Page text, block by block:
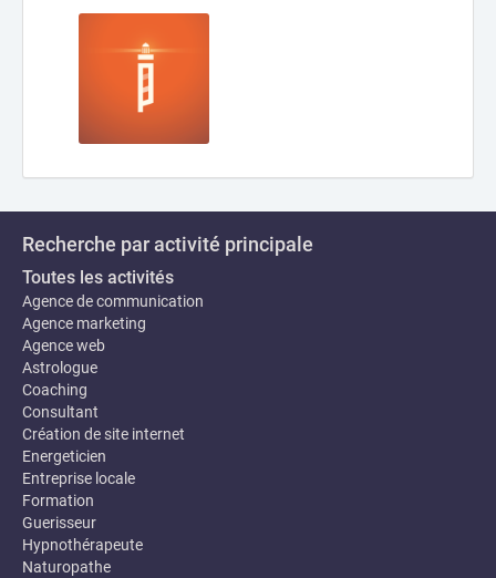
Recherche par activité principale
Toutes les activités
Agence de communication
Agence marketing
Agence web
Astrologue
Coaching
Consultant
Création de site internet
Energeticien
Entreprise locale
Formation
Guerisseur
Hypnothérapeute
Naturopathe